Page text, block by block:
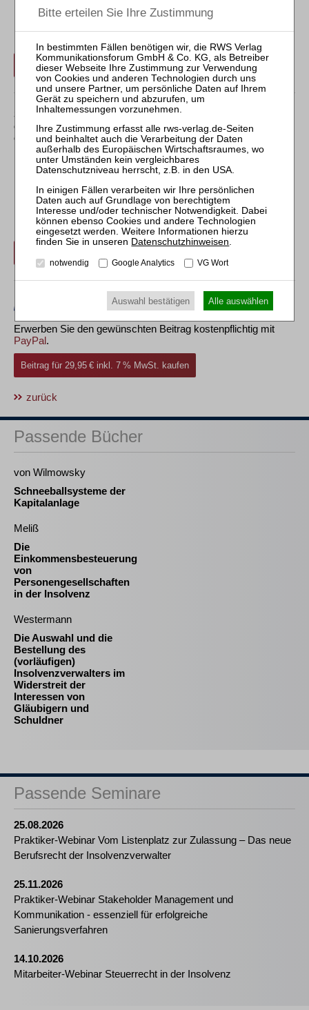
Der Inhalt dieses Beitrags ist nicht frei verfügbar.
Für Abonnenten ist der Zugang zu Aufsätzen und
Login
Sollten Sie über kein Abonnement verfügen, können Sie
den gewünschten Beitrag trotzdem kostenpflichtig
erwerben:
Erwerben Sie den gewünschten Beitrag kostenpflichtig per
Rechnung.
Erwerben Sie den gewünschten Beitrag kostenpflichtig mit
PayPal.
Beitrag für 29,95 € inkl. 7 % MwSt. kaufen
zurück
Passende Bücher
von Wilmowsky
Schneeballsysteme der
Kapitalanlage
Meliß
Die
Einkommensbesteuerung
von
Personengesellschaften
in der Insolvenz
Westermann
Die Auswahl und die
Bestellung des
(vorläufigen)
Insolvenzverwalters im
Widerstreit der
Interessen von
Gläubigern und
Schuldner
Passende Seminare
25.08.2026
Praktiker-Webinar Vom Listenplatz zur Zulassung – Das neue
Berufsrecht der Insolvenzverwalter
25.11.2026
Praktiker-Webinar Stakeholder Management und
Kommunikation - essenziell für erfolgreiche
Sanierungsverfahren
14.10.2026
Mitarbeiter-Webinar Steuerrecht in der Insolvenz
Datenschutzhinweisen
notwendig Google Analytics VG Wort
Auswahl bestätigen Alle auswählen